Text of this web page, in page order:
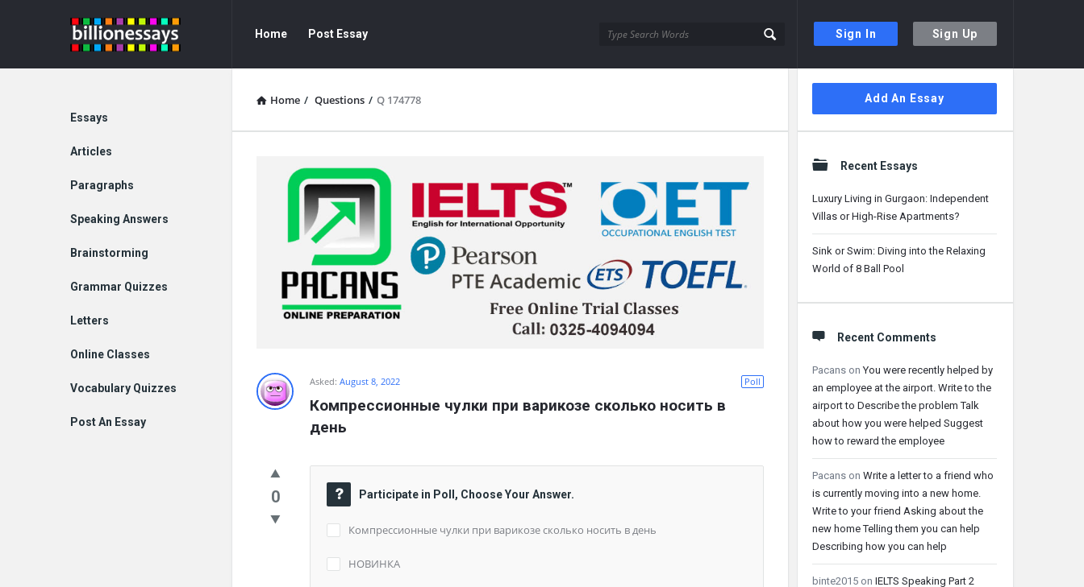
Sign In Sign Up
Billion
Essays
Essays
Navigation
Home Post Essay
Home / Questions / Q 174778
Poll
Asked: August 8, 2022
Компрессионные чулки при варикозе сколько носить в
день
0 Participate in Poll, Choose Your Answer.
Компрессионные чулки при варикозе сколько носить в день
НОВИНКА
Sidebar
Add An Essay
Recent Essays
Luxury Living in Gurgaon: Independent
Villas or High-Rise Apartments?
Sink or Swim: Diving into the Relaxing
World of 8 Ball Pool
Recent Comments
Pacans onYou were recently helped by
an employee at the airport. Write to the
airport to Describe the problem Talk
about how you were helped Suggest
how to reward the employee
Pacans on Write a letter to a friend who
is currently moving into a new home.
Write to your friend Asking about the
new home Telling them you can help
Describing how you can help
binte2015 on IELTS Speaking Part 2
Explore
Essays
Articles
Paragraphs
Speaking Answers
Brainstorming
Grammar Quizzes
Letters
Online Classes
Vocabulary Quizzes
Post An Essay